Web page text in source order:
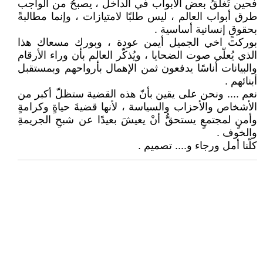
فحين تُغلقُ بعض الأبواب في الداخل ، يصبحُ من الواجب
طرق أبواب العالم ، ليس طلبًا لامتيازات ، وإنما مطالبةً
بحقوقٍ إنسانية أساسية .
بوركتَ اخي الجميل أيمن عودة ، وبورك مسعاك هذا
الذي يُعلّي صوت الضحايا ، ويُذكّر العالم بأن وراء الأرقام
والبيانات أناسًا يدفعون ثمن الإهمال بأرواحهم وبمستقبل
أبنائهم .
نعم .... ونحن على يقين بأنّ هذه القضية ستظلّ أكبر من
الأشخاص والأحزاب والسياسة ، لأنها قضيةَ حياةٍ وكرامةٍ
وأمنٍ لمجتمعٍ يستحقُّ أنْ يعيشَ بعيدًا عن شبحِ الجريمةِ
والخوف .
كلّنا أمل ورجاء و.... تصميم .